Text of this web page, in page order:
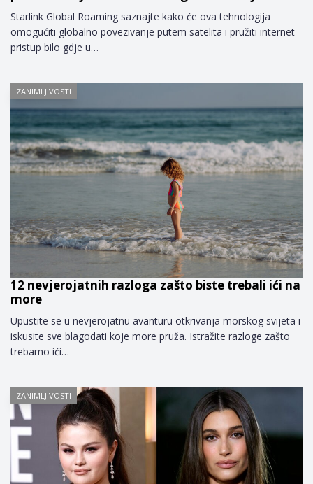
Starlink Global Roaming saznajte kako će ova tehnologija
omogućiti globalno povezivanje putem satelita i pružiti internet
pristup bilo gdje u…
ZANIMLJIVOSTI
12 nevjerojatnih razloga zašto biste trebali ići na
more
Upustite se u nevjerojatnu avanturu otkrivanja morskog svijeta i
iskusite sve blagodati koje more pruža. Istražite razloge zašto
trebamo ići…
ZANIMLJIVOSTI